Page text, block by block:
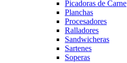
Picadoras de Carne
Planchas
Procesadores
Ralladores
Sandwicheras
Sartenes
Soperas